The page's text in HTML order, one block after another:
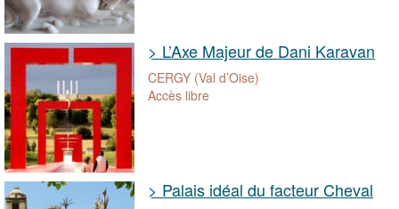
> L’Axe Majeur de Dani Karavan
CERGY (Val d’Oise)
Accès libre
> Palais idéal du facteur Cheval